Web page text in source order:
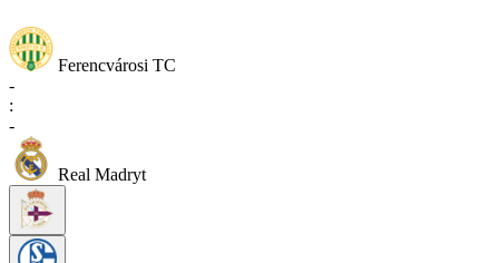
Ferencvárosi TC
-
:
-
Real Madryt